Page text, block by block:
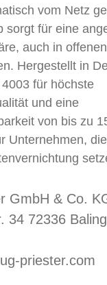
vom Netz
sorgt für eine
auch in offenen
Hergestellt in
für höchste
und eine
von bis zu
Unternehmen,
GmbH & Co.
34 72336
priester.com